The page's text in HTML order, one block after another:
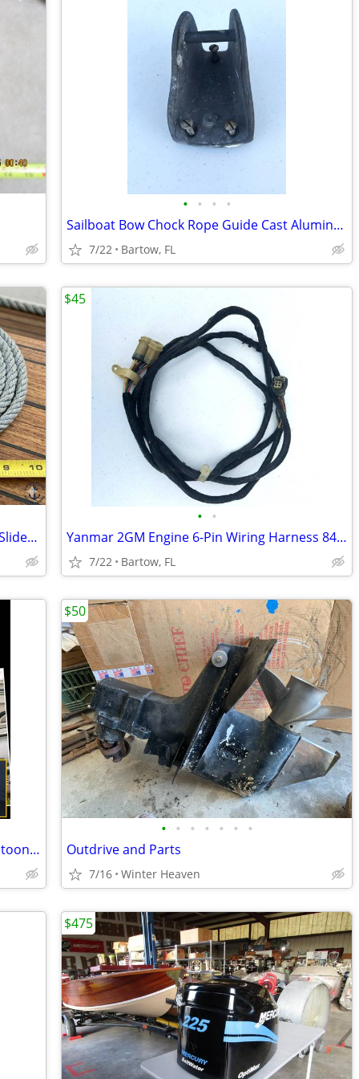
• • • •
Sailboat Bow Chock Rope Guide Cast Aluminum Marine Deck Hardware
7/22 Bartow, FL
Rare Sail Hanks for Sailboat Sail/Jib Car/Slides/Slugs Stainless Steel
• •
Yanmar 2GM Engine 6-Pin Wiring Harness 84-816626A20 Boat Engine Contro
7/22 Bartow, FL
$45
BARNACLES sticking to your hull OR pontoon staining ?
• • • • • • •
Outdrive and Parts
7/16 Winter Heaven
$50
$475